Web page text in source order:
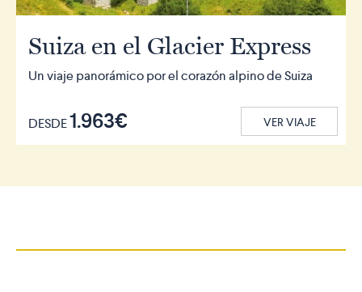
Suiza en el Glacier Express
Un viaje panorámico por el corazón alpino de Suiza
DESDE1.963€ VER VIAJE